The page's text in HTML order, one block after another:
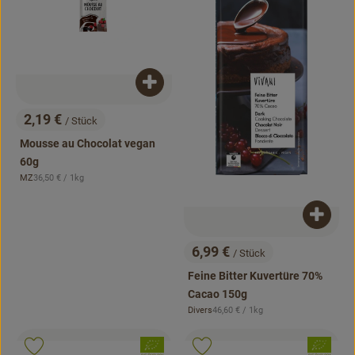
, Preis:
2,19 € / Stück
Mousse au Chocolat vegan
60g
, Herkunft:
MZ, Referenzpreis:
36,50 € / 1kg
Produkt zum Warenkorb hinzufügen
, Preis:
6,99 € / Stück
Feine Bitter Kuvertüre 70%
Cacao 150g
, Herkunft:
Divers, Referenzpreis:
46,60 € / 1kg
, Verband:
Produkt zu Favouriten hinzufügen
, Verband:
Produkt zu Favouriten hinzufügen